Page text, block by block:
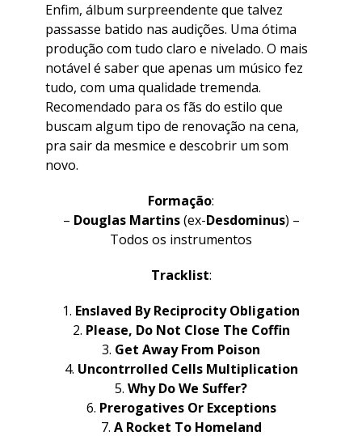
Enfim, álbum surpreendente que talvez
passasse batido nas audições. Uma ótima
produção com tudo claro e nivelado. O mais
notável é saber que apenas um músico fez
tudo, com uma qualidade tremenda.
Recomendado para os fãs do estilo que
buscam algum tipo de renovação na cena,
pra sair da mesmice e descobrir um som
novo.
Formação:
– Douglas Martins(ex-Desdominus) –
Todos os instrumentos
Tracklist:
1. Enslaved By Reciprocity Obligation
2. Please, Do Not Close The Coffin
3. Get Away From Poison
4. Uncontrrolled Cells Multiplication
5. Why Do We Suffer?
6. Prerogatives Or Exceptions
7. A Rocket To Homeland